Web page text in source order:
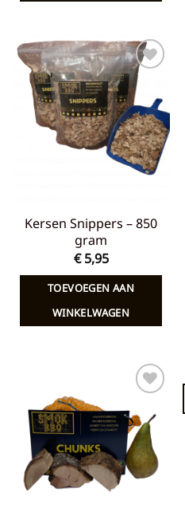
Toevoegen
aan
verlanglijst
Kersen Snippers – 850
gram
€5,95
TOEVOEGEN AAN
WINKELWAGEN
Toevoegen
aan
verlanglijst